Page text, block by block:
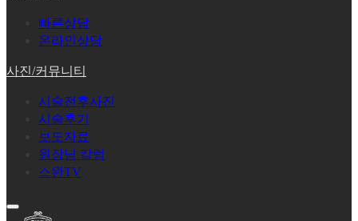
빠른상담
온라인상담
사진/커뮤니티
시술전후사진
시술후기
보도자료
원장님 칼럼
스완TV